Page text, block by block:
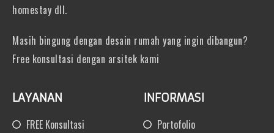
homestay dll.
Masih bingung dengan desain rumah yang ingin dibangun?
Free konsultasi dengan arsitek kami
LAYANAN
FREE Konsultasi
INFORMASI
Portofolio